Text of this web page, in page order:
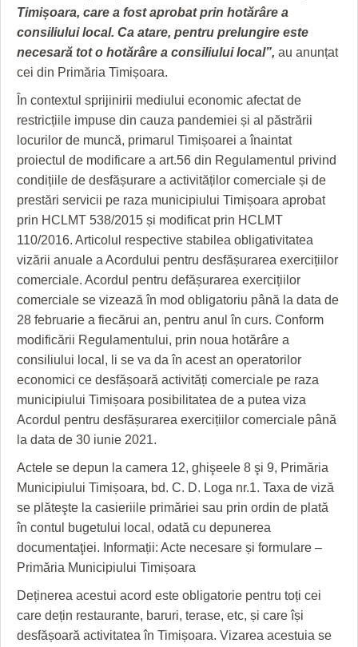
SFATURI JURIDICE
Timișoara, care a fost aprobat prin hotărâre a
consiliului local. Ca atare, pentru prelungire este
necesară tot o hotărâre a consiliului local”, au anunțat
cei din Primăria Timișoara.
În contextul sprijinirii mediului economic afectat de
restricțiile impuse din cauza pandemiei și al păstrării
locurilor de muncă, primarul Timișoarei a înaintat
proiectul de modificare a art.56 din Regulamentul privind
condițiile de desfășurare a activităților comerciale și de
prestări servicii pe raza municipiului Timișoara aprobat
prin HCLMT 538/2015 și modificat prin HCLMT
110/2016. Articolul respective stabilea obligativitatea
vizării anuale a Acordului pentru desfășurarea exercițiilor
comerciale. Acordul pentru defășurarea exercițiilor
comerciale se vizează în mod obligatoriu până la data de
28 februarie a fiecărui an, pentru anul în curs. Conform
modificării Regulamentului, prin noua hotărâre a
consiliului local, li se va da în acest an operatorilor
economici ce desfășoară activități comerciale pe raza
municipiului Timișoara posibilitatea de a putea viza
Acordul pentru desfășurarea exercițiilor comerciale până
la data de 30 iunie 2021.
Actele se depun la camera 12, ghişeele 8 şi 9, Primăria
Municipiului Timișoara, bd. C. D. Loga nr.1. Taxa de viză
se plăteşte la casieriile primăriei sau prin ordin de plată
în contul bugetului local, odată cu depunerea
documentaţiei. Informații: Acte necesare și formulare –
Primăria Municipiului Timișoara
Deținerea acestui acord este obligatorie pentru toți cei
care dețin restaurante, baruri, terase, etc, și care își
desfășoară activitatea în Timișoara. Vizarea acestuia se